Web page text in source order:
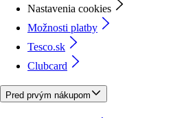
Nastavenia cookies
Možnosti platby
Tesco.sk
Clubcard
Pred prvým nákupom